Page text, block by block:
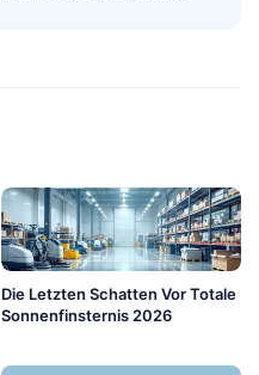
Die Letzten Schatten Vor Totale
Sonnenfinsternis 2026